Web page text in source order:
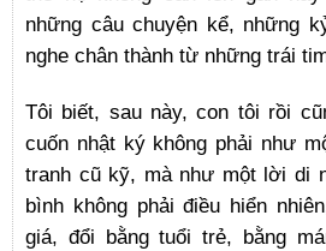
những câu chuyện kể, những
nghe chân thành từ những trái
Tôi biết, sau này, con tôi rồi
cuốn nhật ký không phải như
tranh cũ kỹ, mà như một lời di
bình không phải điều hiển
giá, đổi bằng tuổi trẻ, bằng